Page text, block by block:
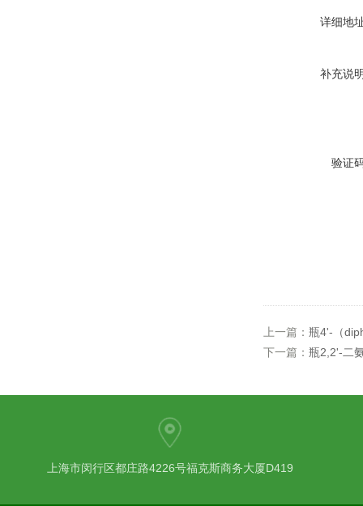
详细地
补充说
验证
上一篇： 瓶4'-（
下一篇： 瓶2,2'-二
上海市闵行区都庄路4226号福克斯商务大厦D419